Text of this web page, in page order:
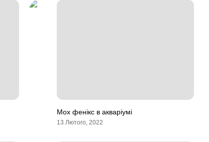
Мох фенікс в акваріумі
13 Лютого, 2022